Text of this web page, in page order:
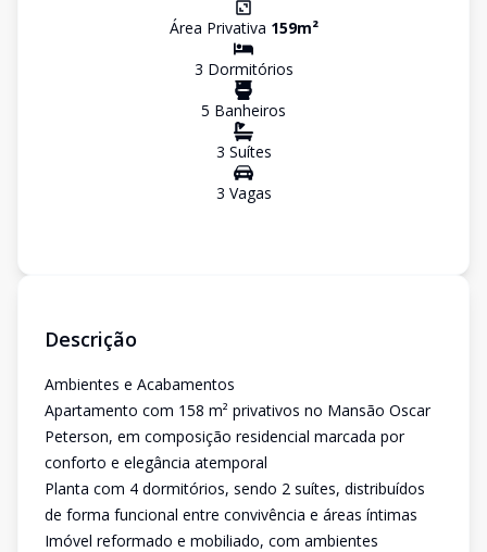
Área Privativa 159m²
3 Dormitórios
5 Banheiros
3 Suítes
3 Vagas
Descrição
Ambientes e Acabamentos
Apartamento com 158 m² privativos no Mansão Oscar
Peterson, em composição residencial marcada por
conforto e elegância atemporal
Planta com 4 dormitórios, sendo 2 suítes, distribuídos
de forma funcional entre convivência e áreas íntimas
Imóvel reformado e mobiliado, com ambientes